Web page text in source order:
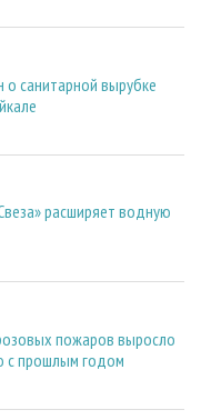
о санитарной вырубке
расширяет водную
пожаров выросло
с прошлым годом